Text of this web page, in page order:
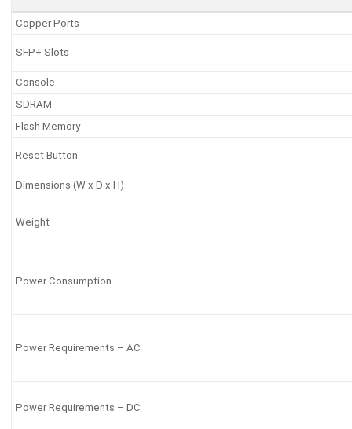
Copper Ports
SFP+ Slots
Console
SDRAM
Flash Memory
Reset Button
Dimensions (W x D x H)
Weight
Power Consumption
Power Requirements – AC
Power Requirements – DC